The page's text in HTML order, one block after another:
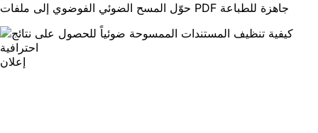
حوّل المسح الضوئي الفوضوي إلى ملفات PDF جاهزة للطباعة
إعلان